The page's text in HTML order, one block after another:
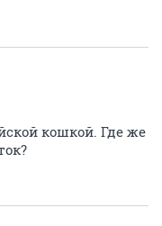
кошкой. Где же